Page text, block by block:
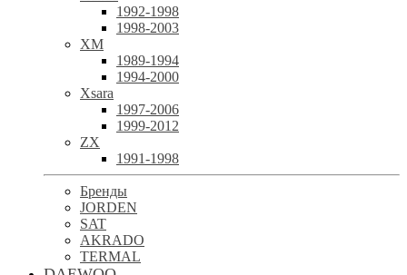
1992-1998
1998-2003
XM
1989-1994
1994-2000
Xsara
1997-2006
1999-2012
ZX
1991-1998
Бренды
JORDEN
SAT
AKRADO
TERMAL